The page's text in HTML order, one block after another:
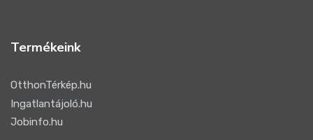
Termékeink
OtthonTérkép.hu
Ingatlantájoló.hu
Jobinfo.hu